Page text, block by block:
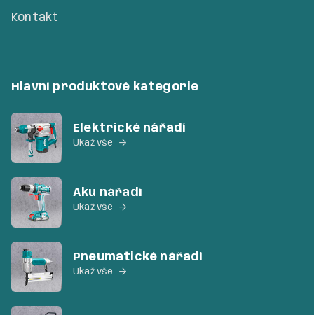
Kontakt
Hlavní produktové kategorie
Elektrické nářadí
Ukaž vše 
Aku nářadí
Ukaž vše 
Pneumatické nářadí
Ukaž vše 